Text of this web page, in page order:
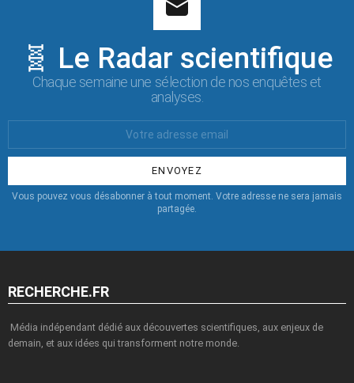
🧬 Le Radar scientifique
Chaque semaine une sélection de nos enquêtes et
analyses.
:
Vous pouvez vous désabonner à tout moment. Votre adresse ne sera jamais
partagée.
RECHERCHE.FR
Média indépendant dédié aux découvertes scientifiques, aux enjeux de
demain, et aux idées qui transforment notre monde.